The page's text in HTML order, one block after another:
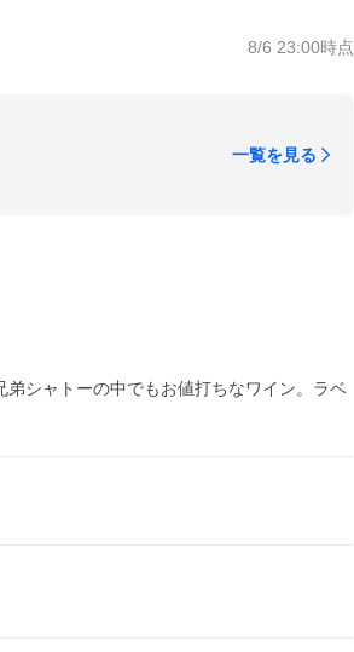
8/6 23:00時点
一覧を見る
シャトーの中でもお値打ちなワイン。ラベ